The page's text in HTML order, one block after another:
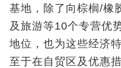
基地，除了向棕榈/橡
及旅游等10个专营优
地位，也为这些经济
至于在自贸区及优惠